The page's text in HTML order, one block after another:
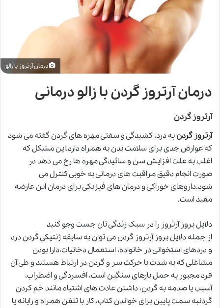
درمان آرتروز با زالو
درمان آرتروز گردن با زالو درمانی
آرتروز گردن
آرتروز گردنبه درد، کشیدگی و سفتی مهره های گردن گفته می شود
که عوارض جدی برای سلامت بدن به همراه دارد.این مشکل که
اغلب به علت افزایش سن و سائیدگی مهره ها رخ می دهد در
صورت انجام دقیق مراقبت های درمانی به خوبی کنترل می
شود.داروهای خوراکی و درمان های فیزیکی برای درمان این عارضه
مفید است.
دلایل بروز آرتروز را در سبک زندگی تان جست وجو کنید
از جمله دلایل بروز آرتروز گردن می توان به سابقه ژنتیکی گردن درد
و دردهای استخوانی در خانواده، استعمال دخانیات،دارا بودن
مشاغلی که به شدت با حرکت سر و گردن در ارتباط هستند و طی آن
فرد مجبور به حمل بارهای سنگین است، افسردگی و اضطراب،
آسیب یا صدمه به گردن، داشتن عادت های اشتباه مانند خم کردن
گردنبه سمت پایین برای خواندن کتاب، کار با تلفن همراه و رایانه یا